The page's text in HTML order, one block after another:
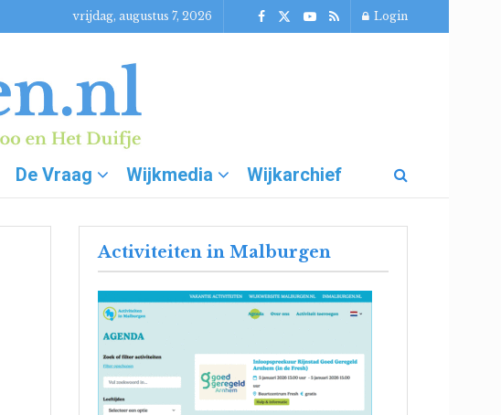
vrijdag, augustus 7, 2026 Login
De Vraag Wijkmedia Wijkarchief
Activiteiten in Malburgen